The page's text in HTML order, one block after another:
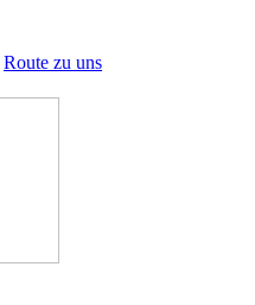
Route zu uns